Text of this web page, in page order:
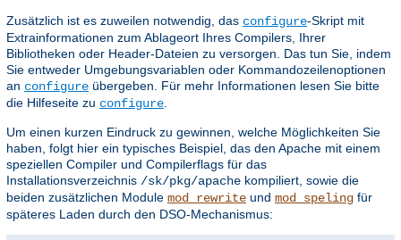
Zusätzlich ist es zuweilen notwendig, das configure-Skript mit
Extrainformationen zum Ablageort Ihres Compilers, Ihrer
Bibliotheken oder Header-Dateien zu versorgen. Das tun Sie, indem
Sie entweder Umgebungsvariablen oder Kommandozeilenoptionen
an configure übergeben. Für mehr Informationen lesen Sie bitte
die Hilfeseite zu configure
Um einen kurzen Eindruck zu gewinnen, welche Möglichkeiten Sie
haben, folgt hier ein typisches Beispiel, das den Apache mit einem
speziellen Compiler und Compilerflags für das
Installationsverzeichnis /sk/pkg/apache kompiliert, sowie die
beiden zusätzlichen Module mod_rewrite und mod_speling für
späteres Laden durch den DSO-Mechanismus: